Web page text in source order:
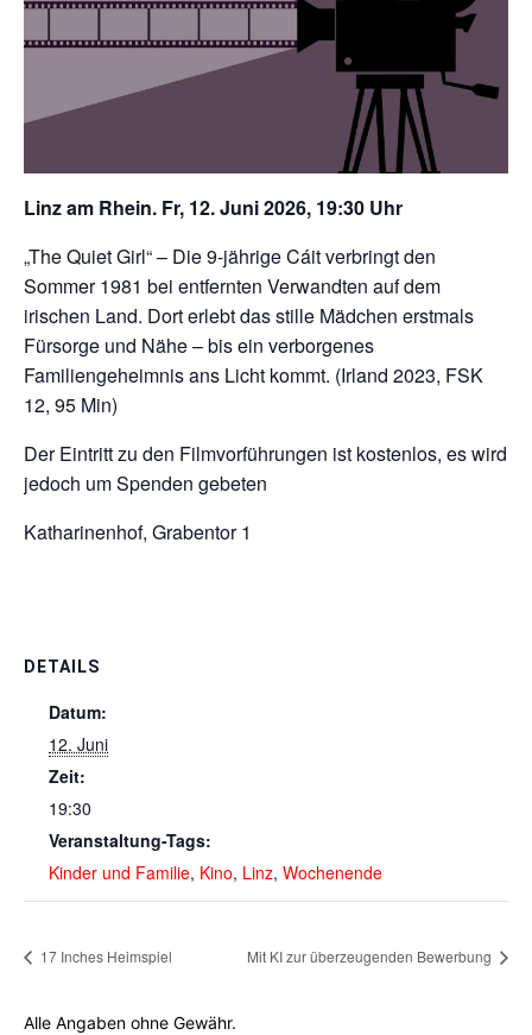
Linz am Rhein. Fr, 12. Juni 2026, 19:30 Uhr
„The Quiet Girl“ – Die 9-jährige Cáit verbringt den
Sommer 1981 bei entfernten Verwandten auf dem
irischen Land. Dort erlebt das stille Mädchen erstmals
Fürsorge und Nähe – bis ein verborgenes
Familiengeheimnis ans Licht kommt. (Irland 2023, FSK
12, 95 Min)
Der Eintritt zu den Filmvorführungen ist kostenlos, es wird
jedoch um Spenden gebeten
Katharinenhof, Grabentor 1
DETAILS
Datum:
12. Juni
Zeit:
19:30
Veranstaltung-Tags:
Kinder und Familie, Kino, Linz, Wochenende
17 Inches Heimspiel Mit KI zur überzeugenden Bewerbung
Alle Angaben ohne Gewähr.